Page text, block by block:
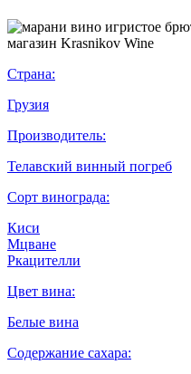
Страна:
Грузия
Производитель:
Телавский винный погреб
Сорт винограда:
Киси
Мцване
Ркацителли
Цвет вина:
Белые вина
Содержание сахара: